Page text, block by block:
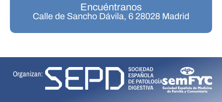
Encuéntranos
Calle de Sancho Dávila, 6 28028 Madrid
Organizan: